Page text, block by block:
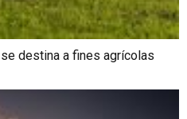
destina a fines agrícolas